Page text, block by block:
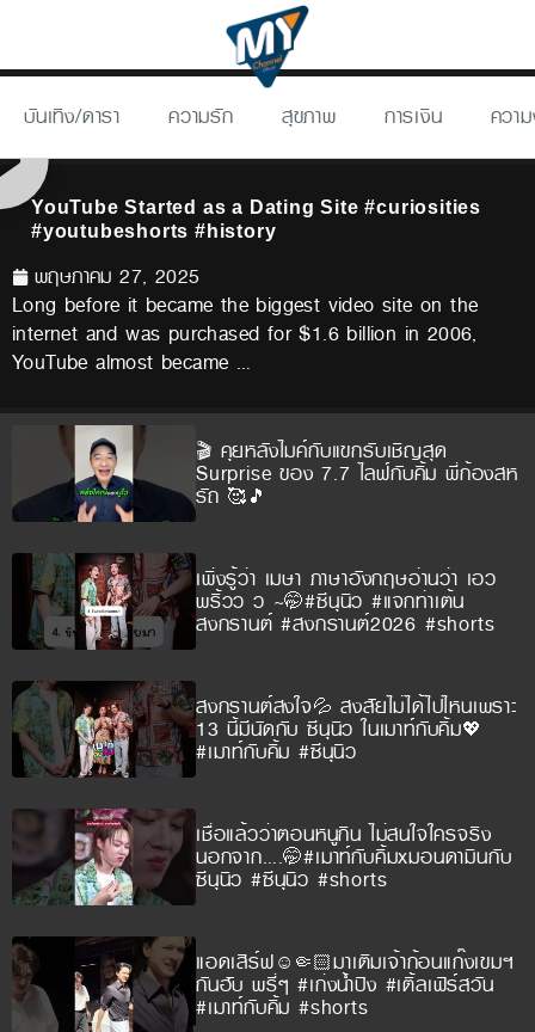
บันเทิง/ดารา ความรัก สุขภาพ การเงิน ควา
YouTube Started as a Dating Site #curiosities
#youtubeshorts #history
พฤษภาคม 27, 2025
Long before it became the biggest video site on the
internet and was purchased for $1.6 billion in 2006,
YouTube almost became …
🎬 คุยหลังไมค์กับแขกรับเชิญสุด
Surprise ของ 7.7 ไลฟ์กับคิ้ม พี่ก้องสห
รัถ 🥰🎵
เพิ่งรู้ว่า เมษา ภาษาอังกฤษอ่านว่า เอว
พริ้วว ว ~🤭#ซีนุนิว #แจกท่าเต้น
สงกรานต์ #สงกรานต์2026 #shorts
สงกรานต์สงใจ💦 สงสัยไม่ได้ไปไหนเพราะ
13 นี้มีนัดกับ ซีนุนิว ในเมาท์กับคิ้ม💖
#เมาท์กับคิ้ม #ซีนุนิว
เชื่อแล้วว่าตอนหนูกิน ไม่สนใจใครจริง
นอกจาก….🤭#เมาท์กับคิ้มxมอนดามินกับ
ซีนุนิว #ซีนุนิว #shorts
แอดเสิร์ฟ☺️🤏🏻มาเติมเจ้าก้อนแก๊งเขมฯ
กันฮับ พรี่ๆ #เก่งน้ำปิง #เติ้ลเฟิร์สวัน
#เมาท์กับคิ้ม #shorts